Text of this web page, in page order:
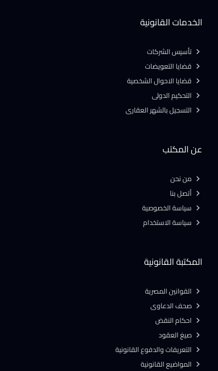
المكتبة القانونية
القوانين المصرية
صحف الدعاوى
احكام النقض
صيغ العقود
التعريفات والدفوع القانونية
المواضيع القانونية
عن المكتب
من نحن
أتصل بنا
سياسة الخصوصية
سياسة الاستخدام
الخدمات القانونية
تأسيس الشركات
قضايا التعويضات
قضايا الاحوال الشخصية
التحكيم الدولى
التسجيل بالشهر العقارى